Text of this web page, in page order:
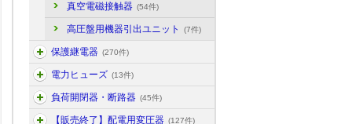
真空電磁接触器 (54件)
高圧盤用機器引出ユニット (7件)
保護継電器 (270件)
電力ヒューズ (13件)
負荷開閉器・断路器 (45件)
【販売終了】配電用変圧器 (127件)